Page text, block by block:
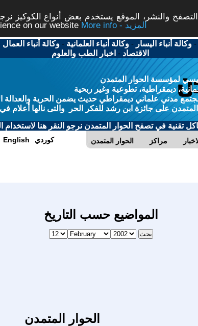
والنشر، الموقع يستخدم بعض أنواع الكوكيز
on our website
More info - المزيد
-وكالة أنباء اليسار -وكالة أنباء العلمانية -وكالة أنباء العمال
الاقتصاد - اخبار الطب والعلوم
لمؤسسة الحوار المتمدن
ديمقراطية، تطوعية وغير ربحية
مدني علماني ديمقراطي حديث يضمن الحرية والعدالة
على جائزة ابن رشد للفكر الحر والتى نالها أعلام في
تقنية في تصفح الحوار المتمدن نرجو النقر هنا لاستخدام
الحوار المتمدن مراكز English كوردي
المواضيع حسب التاريخ
الحوار المتمدن